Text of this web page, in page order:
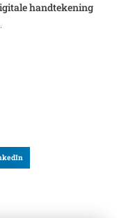
handtekening